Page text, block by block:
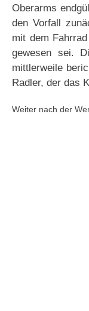
Oberarms
den Vorfall
mit dem
gewesen sei.
mittlerweile
Radler, der das
Weiter nach der